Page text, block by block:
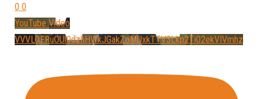
0 0
YouTube Video
VVVLOFRuOUl0dzhHWkJGakZoMUxkTTV3Lkp2Ti02ekVIVmhz